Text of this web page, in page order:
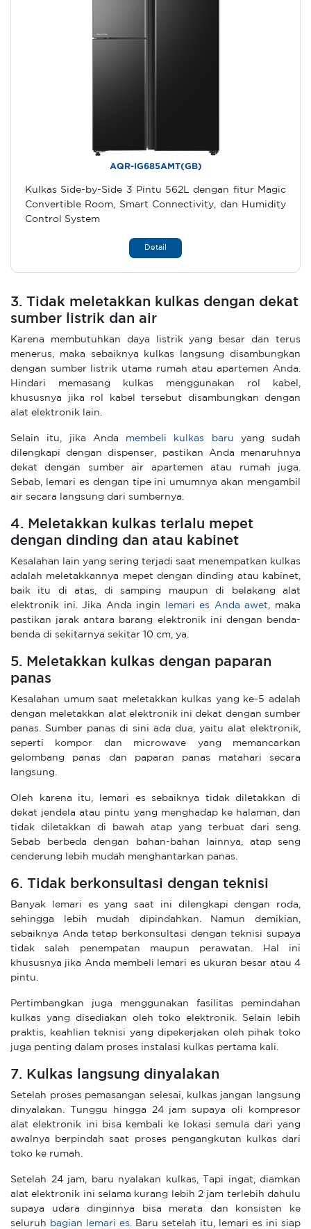
AQR-IG685AMT(GB)
Kulkas Side-by-Side 3 Pintu 562L dengan fitur Magic
Convertible Room, Smart Connectivity, dan Humidity
Control System
Detail
3. Tidak meletakkan kulkas dengan dekat
sumber listrik dan air
Karena membutuhkan daya listrik yang besar dan terus
menerus, maka sebaiknya kulkas langsung disambungkan
dengan sumber listrik utama rumah atau apartemen Anda.
Hindari memasang kulkas menggunakan rol kabel,
khususnya jika rol kabel tersebut disambungkan dengan
alat elektronik lain.
Selain itu, jika Anda membeli kulkas baru yang sudah
dilengkapi dengan dispenser, pastikan Anda menaruhnya
dekat dengan sumber air apartemen atau rumah juga.
Sebab, lemari es dengan tipe ini umumnya akan mengambil
air secara langsung dari sumbernya.
4. Meletakkan kulkas terlalu mepet
dengan dinding dan atau kabinet
Kesalahan lain yang sering terjadi saat menempatkan kulkas
adalah meletakkannya mepet dengan dinding atau kabinet,
baik itu di atas, di samping maupun di belakang alat
elektronik ini. Jika Anda ingin
lemari es Anda awet
, maka
pastikan jarak antara barang elektronik ini dengan benda-
benda di sekitarnya sekitar 10 cm, ya.
5. Meletakkan kulkas dengan paparan
panas
Kesalahan umum saat meletakkan kulkas yang ke-5 adalah
dengan meletakkan alat elektronik ini dekat dengan sumber
panas. Sumber panas di sini ada dua, yaitu alat elektronik,
seperti kompor dan microwave yang memancarkan
gelombang panas dan paparan panas matahari secara
langsung.
Oleh karena itu, lemari es sebaiknya tidak diletakkan di
dekat jendela atau pintu yang menghadap ke halaman, dan
tidak diletakkan di bawah atap yang terbuat dari seng.
Sebab berbeda dengan bahan-bahan lainnya, atap seng
cenderung lebih mudah menghantarkan panas.
6. Tidak berkonsultasi dengan teknisi
Banyak lemari es yang saat ini dilengkapi dengan roda,
sehingga lebih mudah dipindahkan. Namun demikian,
sebaiknya Anda tetap berkonsultasi dengan teknisi supaya
tidak salah penempatan maupun perawatan. Hal ini
khususnya jika Anda membeli lemari es ukuran besar atau 4
pintu.
Pertimbangkan juga menggunakan fasilitas pemindahan
kulkas yang disediakan oleh toko elektronik. Selain lebih
praktis, keahlian teknisi yang dipekerjakan oleh pihak toko
juga penting dalam proses instalasi kulkas pertama kali.
7. Kulkas langsung dinyalakan
Setelah proses pemasangan selesai, kulkas jangan langsung
dinyalakan. Tunggu hingga 24 jam supaya oli kompresor
alat elektronik ini bisa kembali ke lokasi semula dari yang
awalnya berpindah saat proses pengangkutan kulkas dari
toko ke rumah.
Setelah 24 jam, baru nyalakan kulkas, Tapi ingat, diamkan
alat elektronik ini selama kurang lebih 2 jam terlebih dahulu
supaya udara dinginnya bisa merata dan konsisten ke
seluruh
bagian lemari es.
Baru setelah itu, lemari es ini siap